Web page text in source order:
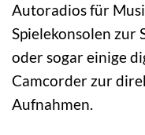
Autoradios für
Spielekonsolen zur
oder sogar einige
Camcorder zur
Aufnahmen.